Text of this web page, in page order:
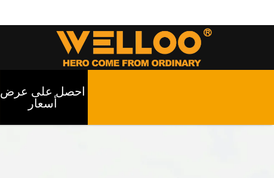
احصل على عرض
أسعار